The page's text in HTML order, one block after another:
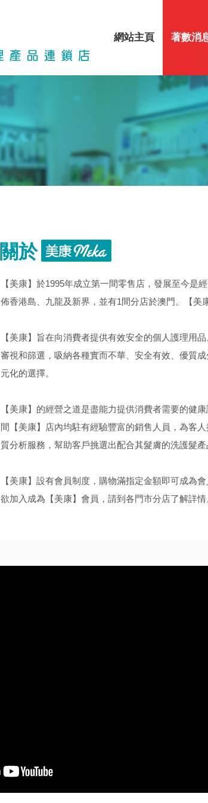
網站主頁 著數消
關於
【美康】於1995年成立第一間零售店，發展至今是
佈香港島、九龍及新界，並有1間分店於澳門。【
【美康】旨在向消費者提供有效安全的個人護理用
審視和篩選，吸納各種實而不華、安全有效、優質
元化的選擇。
【美康】的經營之道是盡能力提供消費者需要的健
間【美康】店內均駐有經驗豐富的銷售人員，為客
質分析服務，幫助客戶挑選出配合其髮膚的洗護髮產
【美康】設有會員制度，購物滿指定金額即可成為
欲加入成為【美康】會員，請到各門市分店了解詳情